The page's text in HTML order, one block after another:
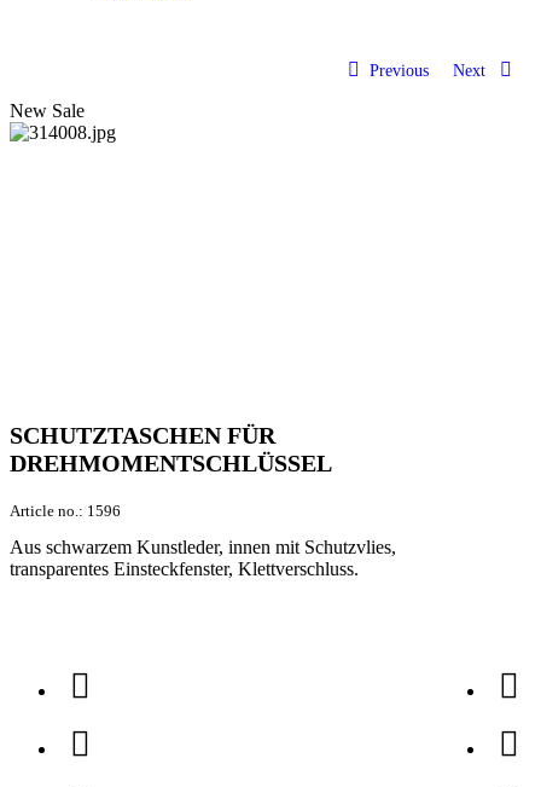
Previous Next
New Sale
SCHUTZTASCHEN FÜR
DREHMOMENTSCHLÜSSEL
Article no.: 1596
Aus schwarzem Kunstleder, innen mit Schutzvlies,
transparentes Einsteckfenster, Klettverschluss.